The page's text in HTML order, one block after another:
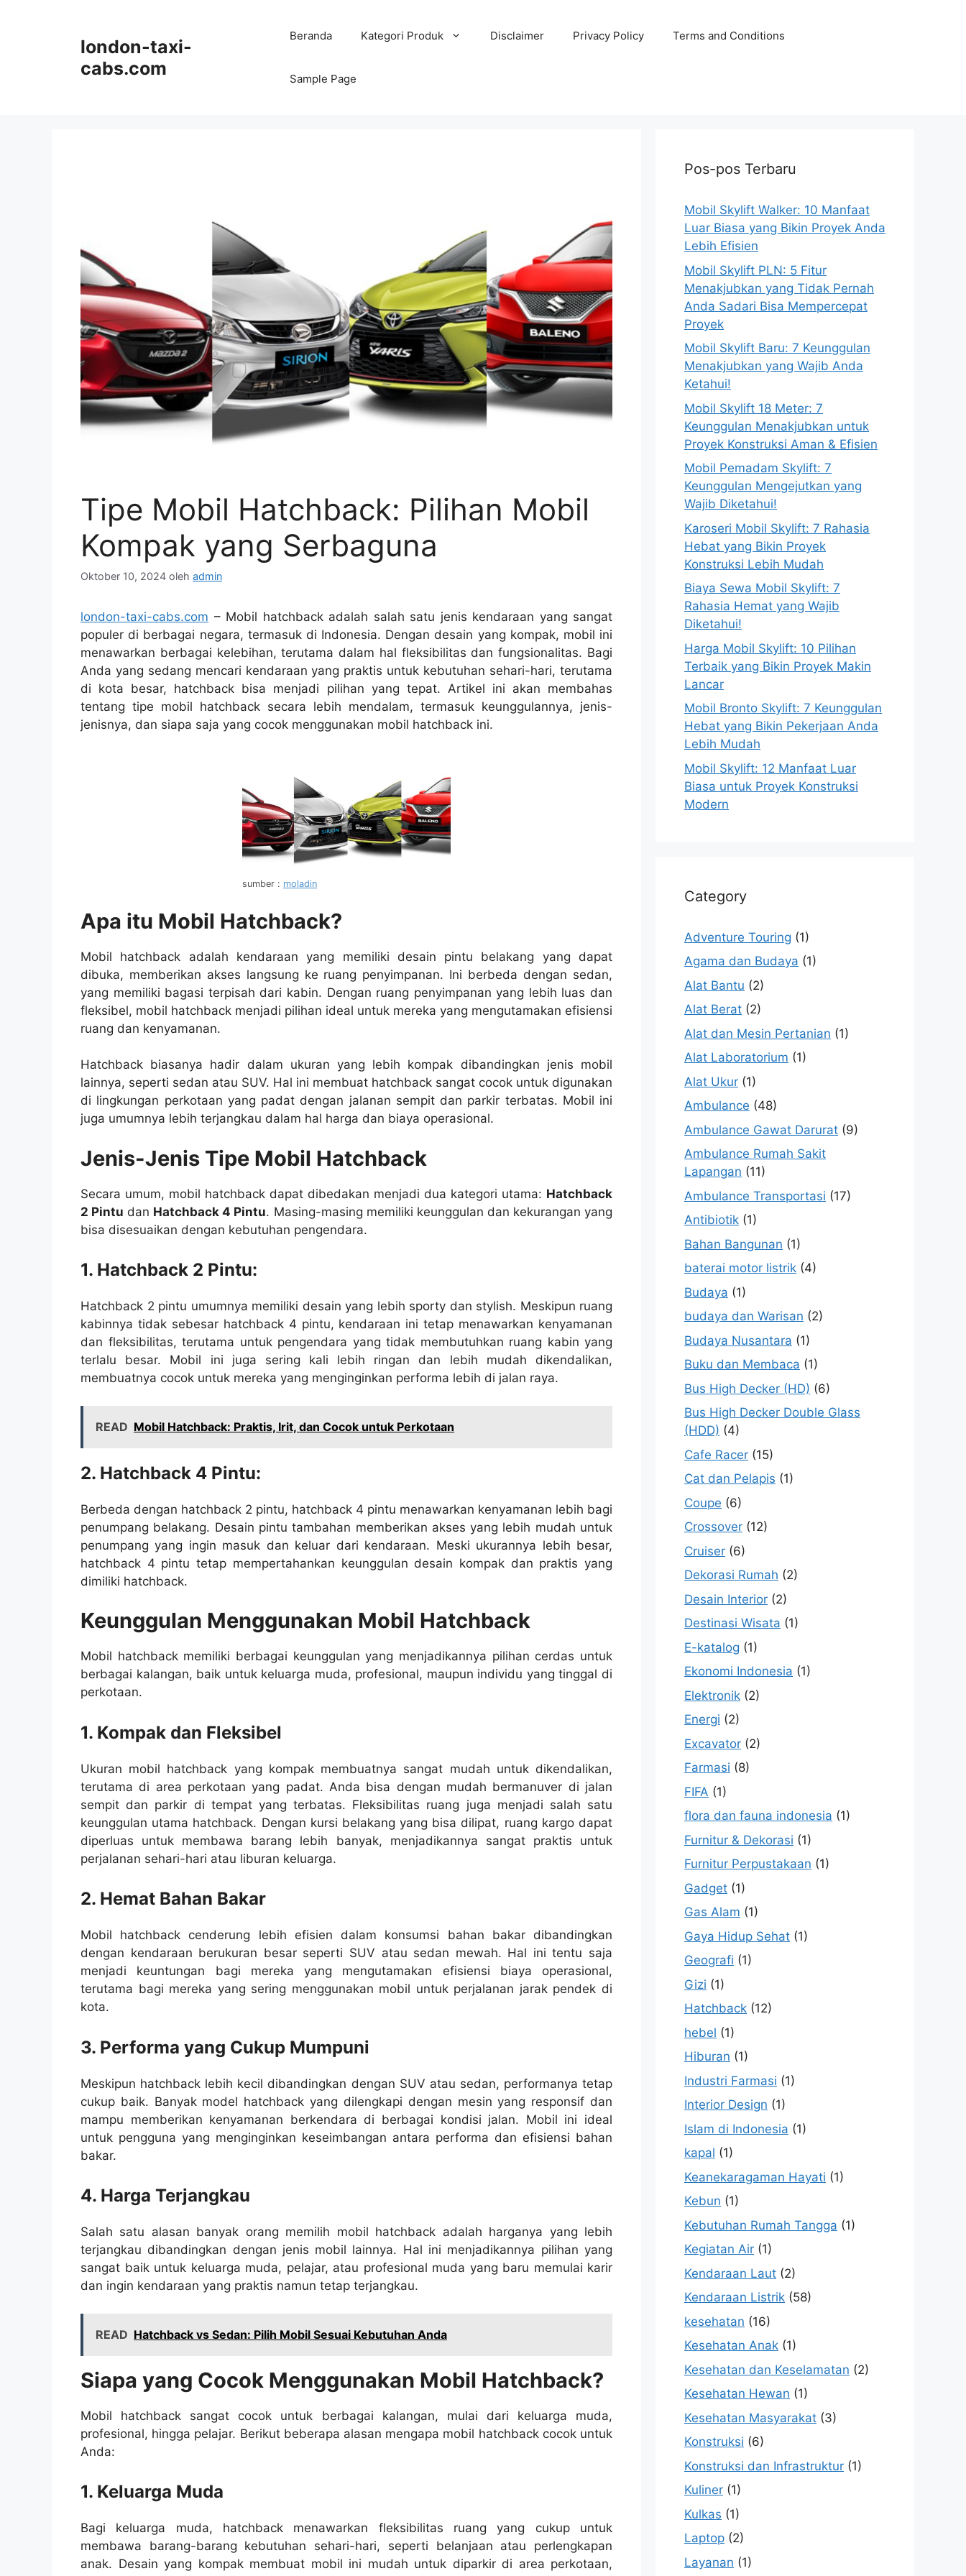
london-taxi-
cabs.com
Beranda Kategori Produk Disclaimer Privacy Policy Terms and Conditions
Sample Page
Tipe Mobil Hatchback: Pilihan Mobil
Kompak yang Serbaguna
Oktober 10, 2024 oleh admin
london-taxi-cabs.com – Mobil hatchback adalah salah satu jenis kendaraan yang sangat
populer di berbagai negara, termasuk di Indonesia. Dengan desain yang kompak, mobil ini
menawarkan berbagai kelebihan, terutama dalam hal fleksibilitas dan fungsionalitas. Bagi
Anda yang sedang mencari kendaraan yang praktis untuk kebutuhan sehari-hari, terutama
di kota besar, hatchback bisa menjadi pilihan yang tepat. Artikel ini akan membahas
tentang tipe mobil hatchback secara lebih mendalam, termasuk keunggulannya, jenis-
jenisnya, dan siapa saja yang cocok menggunakan mobil hatchback ini.
sumber : moladin
Apa itu Mobil Hatchback?
Mobil hatchback adalah kendaraan yang memiliki desain pintu belakang yang dapat
dibuka, memberikan akses langsung ke ruang penyimpanan. Ini berbeda dengan sedan,
yang memiliki bagasi terpisah dari kabin. Dengan ruang penyimpanan yang lebih luas dan
fleksibel, mobil hatchback menjadi pilihan ideal untuk mereka yang mengutamakan efisiensi
ruang dan kenyamanan.
Hatchback biasanya hadir dalam ukuran yang lebih kompak dibandingkan jenis mobil
lainnya, seperti sedan atau SUV. Hal ini membuat hatchback sangat cocok untuk digunakan
di lingkungan perkotaan yang padat dengan jalanan sempit dan parkir terbatas. Mobil ini
juga umumnya lebih terjangkau dalam hal harga dan biaya operasional.
Jenis-Jenis Tipe Mobil Hatchback
Secara umum, mobil hatchback dapat dibedakan menjadi dua kategori utama: Hatchback
2 Pintu dan Hatchback 4 Pintu. Masing-masing memiliki keunggulan dan kekurangan yang
bisa disesuaikan dengan kebutuhan pengendara.
1. Hatchback 2 Pintu:
Hatchback 2 pintu umumnya memiliki desain yang lebih sporty dan stylish. Meskipun ruang
kabinnya tidak sebesar hatchback 4 pintu, kendaraan ini tetap menawarkan kenyamanan
dan fleksibilitas, terutama untuk pengendara yang tidak membutuhkan ruang kabin yang
terlalu besar. Mobil ini juga sering kali lebih ringan dan lebih mudah dikendalikan,
membuatnya cocok untuk mereka yang menginginkan performa lebih di jalan raya.
READ Mobil Hatchback: Praktis, Irit, dan Cocok untuk Perkotaan
2. Hatchback 4 Pintu:
Berbeda dengan hatchback 2 pintu, hatchback 4 pintu menawarkan kenyamanan lebih bagi
penumpang belakang. Desain pintu tambahan memberikan akses yang lebih mudah untuk
penumpang yang ingin masuk dan keluar dari kendaraan. Meski ukurannya lebih besar,
hatchback 4 pintu tetap mempertahankan keunggulan desain kompak dan praktis yang
dimiliki hatchback.
Keunggulan Menggunakan Mobil Hatchback
Mobil hatchback memiliki berbagai keunggulan yang menjadikannya pilihan cerdas untuk
berbagai kalangan, baik untuk keluarga muda, profesional, maupun individu yang tinggal di
perkotaan.
1. Kompak dan Fleksibel
Ukuran mobil hatchback yang kompak membuatnya sangat mudah untuk dikendalikan,
terutama di area perkotaan yang padat. Anda bisa dengan mudah bermanuver di jalan
sempit dan parkir di tempat yang terbatas. Fleksibilitas ruang juga menjadi salah satu
keunggulan utama hatchback. Dengan kursi belakang yang bisa dilipat, ruang kargo dapat
diperluas untuk membawa barang lebih banyak, menjadikannya sangat praktis untuk
perjalanan sehari-hari atau liburan keluarga.
2. Hemat Bahan Bakar
Mobil hatchback cenderung lebih efisien dalam konsumsi bahan bakar dibandingkan
dengan kendaraan berukuran besar seperti SUV atau sedan mewah. Hal ini tentu saja
menjadi keuntungan bagi mereka yang mengutamakan efisiensi biaya operasional,
terutama bagi mereka yang sering menggunakan mobil untuk perjalanan jarak pendek di
kota.
3. Performa yang Cukup Mumpuni
Meskipun hatchback lebih kecil dibandingkan dengan SUV atau sedan, performanya tetap
cukup baik. Banyak model hatchback yang dilengkapi dengan mesin yang responsif dan
mampu memberikan kenyamanan berkendara di berbagai kondisi jalan. Mobil ini ideal
untuk pengguna yang menginginkan keseimbangan antara performa dan efisiensi bahan
bakar.
4. Harga Terjangkau
Salah satu alasan banyak orang memilih mobil hatchback adalah harganya yang lebih
terjangkau dibandingkan dengan jenis mobil lainnya. Hal ini menjadikannya pilihan yang
sangat baik untuk keluarga muda, pelajar, atau profesional muda yang baru memulai karir
dan ingin kendaraan yang praktis namun tetap terjangkau.
READ Hatchback vs Sedan: Pilih Mobil Sesuai Kebutuhan Anda
Siapa yang Cocok Menggunakan Mobil Hatchback?
Mobil hatchback sangat cocok untuk berbagai kalangan, mulai dari keluarga muda,
profesional, hingga pelajar. Berikut beberapa alasan mengapa mobil hatchback cocok untuk
Anda:
1. Keluarga Muda
Bagi keluarga muda, hatchback menawarkan fleksibilitas ruang yang cukup untuk
membawa barang-barang kebutuhan sehari-hari, seperti belanjaan atau perlengkapan
anak. Desain yang kompak membuat mobil ini mudah untuk diparkir di area perkotaan,
Pos-pos Terbaru
Mobil Skylift Walker: 10 Manfaat
Luar Biasa yang Bikin Proyek Anda
Lebih Efisien
Mobil Skylift PLN: 5 Fitur
Menakjubkan yang Tidak Pernah
Anda Sadari Bisa Mempercepat
Proyek
Mobil Skylift Baru: 7 Keunggulan
Menakjubkan yang Wajib Anda
Ketahui!
Mobil Skylift 18 Meter: 7
Keunggulan Menakjubkan untuk
Proyek Konstruksi Aman & Efisien
Mobil Pemadam Skylift: 7
Keunggulan Mengejutkan yang
Wajib Diketahui!
Karoseri Mobil Skylift: 7 Rahasia
Hebat yang Bikin Proyek
Konstruksi Lebih Mudah
Biaya Sewa Mobil Skylift: 7
Rahasia Hemat yang Wajib
Diketahui!
Harga Mobil Skylift: 10 Pilihan
Terbaik yang Bikin Proyek Makin
Lancar
Mobil Bronto Skylift: 7 Keunggulan
Hebat yang Bikin Pekerjaan Anda
Lebih Mudah
Mobil Skylift: 12 Manfaat Luar
Biasa untuk Proyek Konstruksi
Modern
Category
Adventure Touring (1)
Agama dan Budaya (1)
Alat Bantu (2)
Alat Berat (2)
Alat dan Mesin Pertanian (1)
Alat Laboratorium (1)
Alat Ukur (1)
Ambulance (48)
Ambulance Gawat Darurat (9)
Ambulance Rumah Sakit
Lapangan (11)
Ambulance Transportasi (17)
Antibiotik (1)
Bahan Bangunan (1)
baterai motor listrik (4)
Budaya (1)
budaya dan Warisan (2)
Budaya Nusantara (1)
Buku dan Membaca (1)
Bus High Decker (HD) (6)
Bus High Decker Double Glass
(HDD) (4)
Cafe Racer (15)
Cat dan Pelapis (1)
Coupe (6)
Crossover (12)
Cruiser (6)
Dekorasi Rumah (2)
Desain Interior (2)
Destinasi Wisata (1)
E-katalog (1)
Ekonomi Indonesia (1)
Elektronik (2)
Energi (2)
Excavator (2)
Farmasi (8)
FIFA (1)
flora dan fauna indonesia (1)
Furnitur & Dekorasi (1)
Furnitur Perpustakaan (1)
Gadget (1)
Gas Alam (1)
Gaya Hidup Sehat (1)
Geografi (1)
Gizi (1)
Hatchback (12)
hebel (1)
Hiburan (1)
Industri Farmasi (1)
Interior Design (1)
Islam di Indonesia (1)
kapal (1)
Keanekaragaman Hayati (1)
Kebun (1)
Kebutuhan Rumah Tangga (1)
Kegiatan Air (1)
Kendaraan Laut (2)
Kendaraan Listrik (58)
kesehatan (16)
Kesehatan Anak (1)
Kesehatan dan Keselamatan (2)
Kesehatan Hewan (1)
Kesehatan Masyarakat (3)
Konstruksi (6)
Konstruksi dan Infrastruktur (1)
Kuliner (1)
Kulkas (1)
Laptop (2)
Layanan (1)